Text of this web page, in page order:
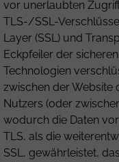
vor unerlaubten
TLS-/SSL-
Layer (SSL) und
Eckpfeiler der
Technologien
zwischen der
Nutzers (oder
wodurch die Daten
TLS, als die
SSL, gewährleistet,